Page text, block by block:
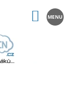
KOŠÍK